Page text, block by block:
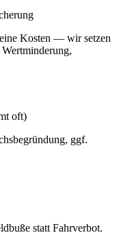
Kosten — wir setzen
oft)
ggf.
statt Fahrverbot.